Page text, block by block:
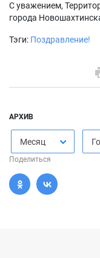
С уважением,
города
Тэги: Поздравление!
АРХИВ
Месяц
Поделиться